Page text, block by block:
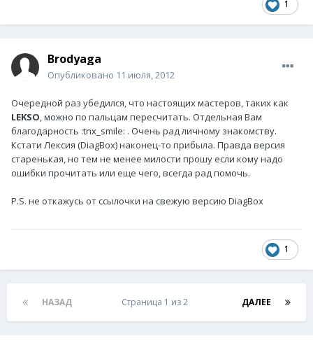
1
Brodyaga
Опубликовано 11 июля, 2012
Очередной раз убедился, что настоящих мастеров, таких как
LEKSO, можно по пальцам пересчитать. Отдельная Вам
благодарность :tnx_smile: . Очень рад личному знакомству.
Кстати Лексия (DiagBox) наконец-то прибыла. Правда версия
старенькая, но тем не менее милости прошу если кому надо
ошибки прочитать или еще чего, всегда рад помочь.
P.S. не откажусь от ссылочки на свежую версию DiagBox
1
НАЗАД ДАЛЕЕ
Страница 1 из 2